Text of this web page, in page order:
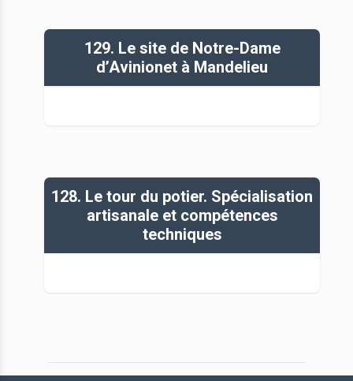
129. Le site de Notre-Dame
d’Avinionet à Mandelieu
128. Le tour du potier. Spécialisation
artisanale et compétences
techniques